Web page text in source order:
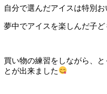
自分で選んだアイスは特別お
夢中でアイスを楽しんだ子ど
買い物の練習をしながら、
とが出来ました